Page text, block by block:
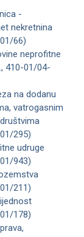
-
nekretnina
66)
neprofitne
410-01/04-
na dodanu
vatrogasnim
295)
udruge
943)
211)
178)